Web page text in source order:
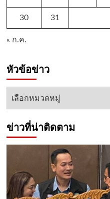
30 31
« ก.ค.
หัวข้อข่าว
หัวข้อ
ข่าวที่น่าติดตาม